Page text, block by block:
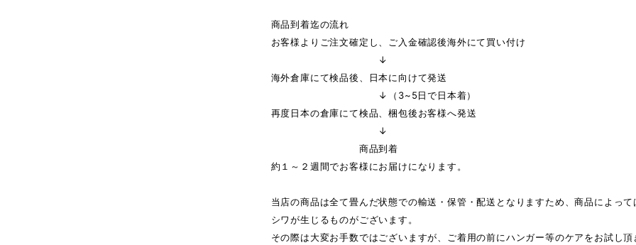
商品到着迄の流れ
お客様よりご注文確定し、ご入金確認後海外にて買い付け
↓
海外倉庫にて検品後、日本に向けて発送
↓（3~5日で日本着）
再度日本の倉庫にて検品、梱包後お客様へ発送
↓
商品到着
約１～２週間でお客様にお届けになります。
当店の商品は全て畳んだ状態での輸送・保管・配送となりますため、商品によっ
シワが生じるものがございます。
その際は大変お手数ではございますが、ご着用の前にハンガー等のケアをお試し頂